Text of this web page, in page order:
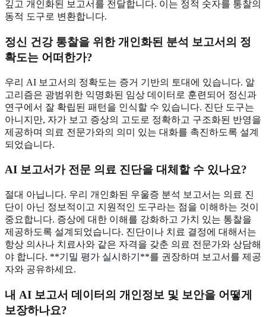
깊고 개인화된 보고서를 전달합니다. 이는 정적 숫자를 통찰의
동적 도구로 변환합니다.
정신 건강 통찰을 위한 개인화된 분석 보고서의 정
확도는 어떠한가?
우리 AI 보고서의 정확도는 증거 기반의 토대에 있습니다. 알
고리즘은 광범위한 익명화된 임상 데이터로 훈련되어 정신과
연구에서 잘 확립된 패턴을 인식할 수 있습니다. 진단 도구는
아니지만, 자가 보고 증상의 고도로 정확하고 구조화된 반영을
제공하며 의료 전문가와의 의미 있는 대화를 촉진하도록 설계
되었습니다.
AI 보고서가 전문 의료 진단을 대체할 수 있나요?
절대 아닙니다. 우리 개인화된 우울증 분석 보고서는 의료 진
단이 아닌 정보적이고 지원적인 도구라는 점을 이해하는 것이
중요합니다. 증상에 대한 이해를 강화하고 가치 있는 통찰을
제공하도록 설계되었습니다. 진단이나 치료 결정에 대해서는
항상 의사나 치료사와 같은 자격을 갖춘 의료 전문가와 상담해
야 합니다. **기밀 평가 실시하기 **를 권장하며 보고서를 제공
자와 공유하세요.
내 AI 보고서 데이터의 개인정보 및 보안을 어떻게
보장하나요?